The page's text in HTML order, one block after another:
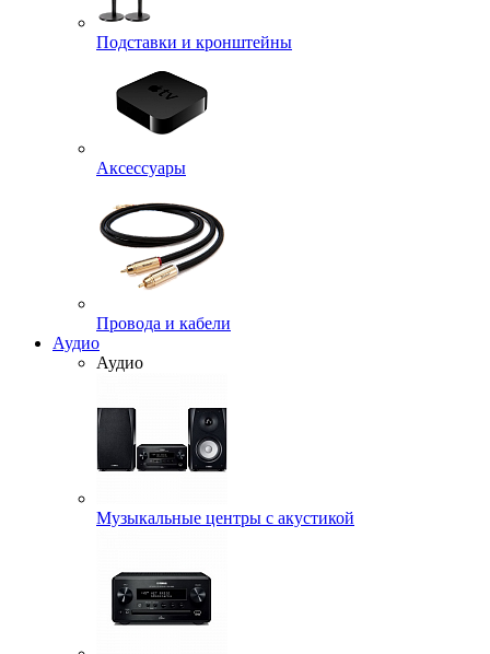
Подставки и кронштейны
Аксессуары
Провода и кабели
Аудио
Аудио
Музыкальные центры с акустикой